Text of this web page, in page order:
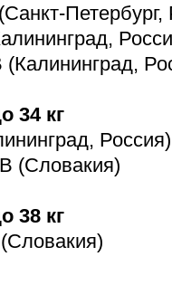
Петербург,
34 кг
Россия)
(Словакия)
38 кг